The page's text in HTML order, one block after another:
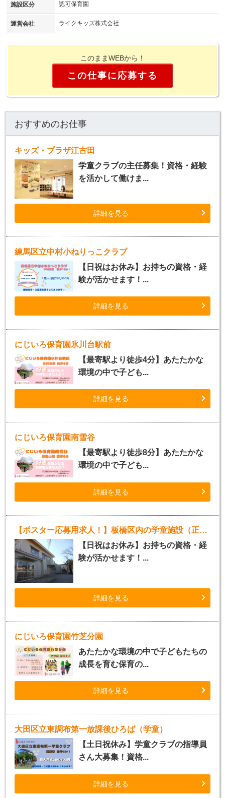
施設区分 認可保育園
運営会社 ライクキッズ株式会社
このままWEBから！
この仕事に応募する
おすすめのお仕事
キッズ・プラザ江古田
学童クラブの主任募集！資格・経験
を活かして働けま...
詳細を見る
練馬区立中村小ねりっこクラブ
【日祝はお休み】お持ちの資格・経
験が活かせます！...
詳細を見る
にじいろ保育園氷川台駅前
【最寄駅より徒歩4分】あたたかな
環境の中で子ども...
詳細を見る
にじいろ保育園南雪谷
【最寄駅より徒歩8分】あたたかな
環境の中で子ども...
詳細を見る
【ポスター応募用求人！】板橋区内の学童施設（正社員指導員）
【日祝はお休み】お持ちの資格・経
験が活かせます！...
詳細を見る
にじいろ保育園竹芝分園
あたたかな環境の中で子どもたちの
成長を育む保育の...
詳細を見る
大田区立東調布第一放課後ひろば（学童）
【土日祝休み】学童クラブの指導員
さん大募集！資格...
詳細を見る